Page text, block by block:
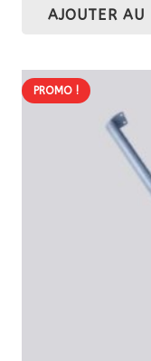
initial
AJOUTER AU
PROMO !